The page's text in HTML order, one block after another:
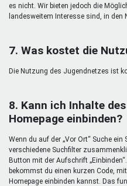
es nicht. Wir bieten jedoch die
landesweitem Interesse sind, in den
7. Was kostet die
Die Nutzung des Jugendnetzes ist
8. Kann ich Inhalte
Homepage einbinden?
Wenn du auf der „Vor Ort“ Suche
verschiedene Suchfilter
Button mit der Aufschrift
bekommst du einen kurzen Code,
Homepage einbinden kannst. Das